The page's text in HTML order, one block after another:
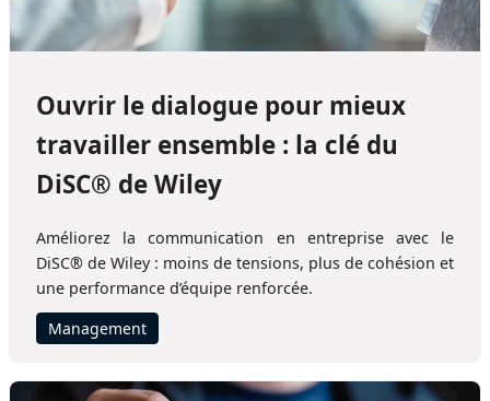
Ouvrir le dialogue pour mieux
travailler ensemble : la clé du
DiSC® de Wiley
Améliorez la communication en entreprise avec le
DiSC® de Wiley : moins de tensions, plus de cohésion et
une performance d’équipe renforcée.
Management